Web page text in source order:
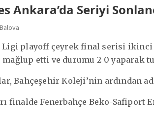
Ankara’da Seriyi
Ligi playoff çeyrek final serisi ikinci
mağlup etti ve durumu 2-0 yaparak
Bahçeşehir Koleji’nin ardından
finalde Fenerbahçe Beko-Safiport